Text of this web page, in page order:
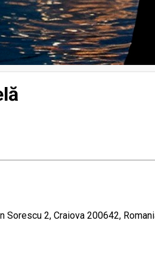
Sorescu 2, Craiova 200642,